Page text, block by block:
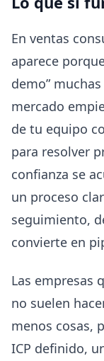
En ventas
aparece
demo”
mercado
de tu equipo
para resolver
confianza se
un proceso
seguimiento,
convierte en
Las empresas
no suelen
menos cosas,
ICP definido,